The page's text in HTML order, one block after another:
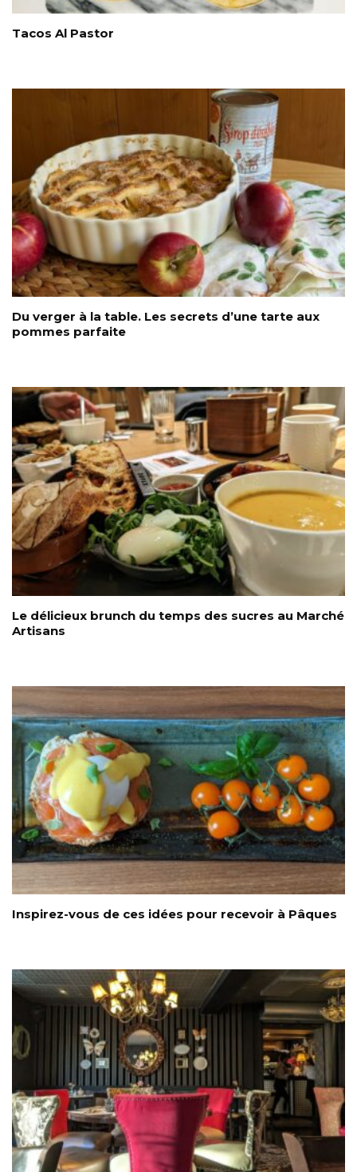
Tacos Al Pastor
Du verger à la table. Les secrets d’une tarte aux
pommes parfaite
Le délicieux brunch du temps des sucres au Marché
Artisans
Inspirez-vous de ces idées pour recevoir à Pâques